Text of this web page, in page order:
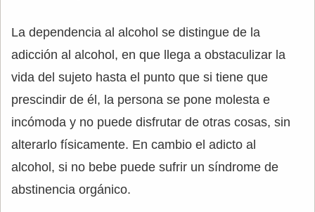
La dependencia al alcohol se distingue de la
adicción al alcohol, en que llega a obstaculizar la
vida del sujeto hasta el punto que si tiene que
prescindir de él, la persona se pone molesta e
incómoda y no puede disfrutar de otras cosas, sin
alterarlo físicamente. En cambio el adicto al
alcohol, si no bebe puede sufrir un síndrome de
abstinencia orgánico.